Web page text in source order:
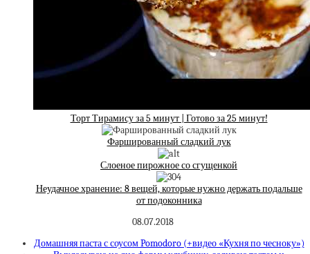
Торт Тирамису за 5 минут | Готово за 25 минут!
Фаршированный сладкий лук
Слоеное пирожное со сгущенкой
Неудачное хранение: 8 вещей, которые нужно держать подальше
от подоконника
08.07.2018
Домашняя паста с соусом Pomodoro (+видео «Кухня по чесноку»)